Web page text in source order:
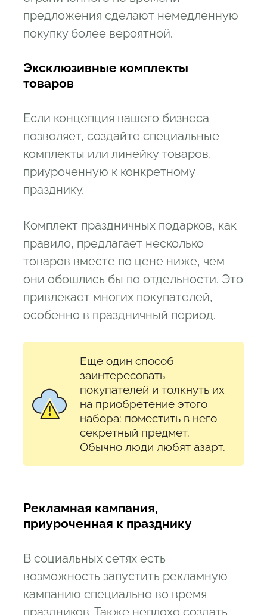
предложения сделают немедленную
покупку более вероятной.
Эксклюзивные комплекты
товаров
Если концепция вашего бизнеса
позволяет, создайте специальные
комплекты или линейку товаров,
приуроченную к конкретному
празднику.
Комплект праздничных подарков, как
правило, предлагает несколько
товаров вместе по цене ниже, чем
они обошлись бы по отдельности. Это
привлекает многих покупателей,
особенно в праздничный период.
Еще один способ
заинтересовать
покупателей и толкнуть их
на приобретение этого
набора: поместить в него
секретный предмет.
Обычно люди любят азарт.
Рекламная кампания,
приуроченная к празднику
В социальных сетях есть
возможность запустить рекламную
кампанию специально во время